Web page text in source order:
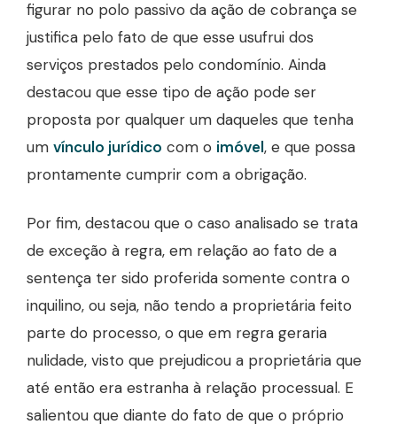
figurar no polo passivo da ação de cobrança se
justifica pelo fato de que esse usufrui dos
serviços prestados pelo condomínio. Ainda
destacou que esse tipo de ação pode ser
proposta por qualquer um daqueles que tenha
um vínculo jurídico com o imóvel, e que possa
prontamente cumprir com a obrigação.
Por fim, destacou que o caso analisado se trata
de exceção à regra, em relação ao fato de a
sentença ter sido proferida somente contra o
inquilino, ou seja, não tendo a proprietária feito
parte do processo, o que em regra geraria
nulidade, visto que prejudicou a proprietária que
até então era estranha à relação processual. E
salientou que diante do fato de que o próprio